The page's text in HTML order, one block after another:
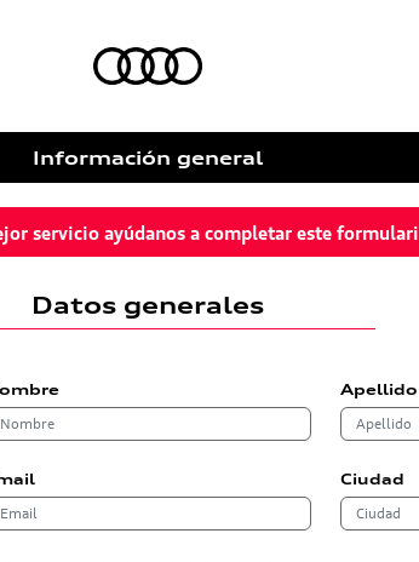
Información general
servicio ayúdanos a completar este
Datos generales
Apellido
Ciudad